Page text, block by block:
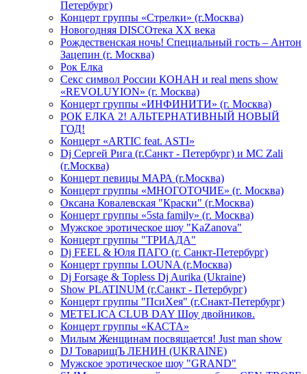
Петербург)
Концерт группы «Стрелки» (г.Москва)
Новогодняя DISCOтека ХХ века
Рождественская ночь! Специальный гость – Антон
Зацепин (г. Москва)
Рок Елка
Секс символ России КОНАН и real mens show
«REVOLUYION» (г. Москва)
Концерт группы «ИНФИНИТИ» (г. Москва)
РОК ЕЛКА 2! АЛЬТЕРНАТИВНЫЙ НОВЫЙ
ГОД!
Концерт «ARTIC feat. ASTI»
Dj Сергей Рига (г.Санкт - Петербург) и MC Zali
(г.Москва)
Концерт певицы МАРА (г.Москва)
Концерт группы «МНОГОТОЧИЕ» (г. Москва)
Оксана Ковалевская "Краски" (г.Москва)
Концерт группы «5sta family» (г. Москва)
Мужское эротическое шоу "KaZanova"
Концерт группы "ТРИАДА"
Dj FEEL & Юля ПАГО (г. Санкт-Петербург)
Концерт группы LOUNA (г.Москва)
Dj Forsage & Topless Dj Aurika (Ukraine)
Show PLATINUM (г.Санкт - Петербург)
Концерт группы "ПсиХея" (г.Снакт-Петербург)
METELICA CLUB DAY Шоу двойников.
Концерт группы «КАСТА»
Милым Женщинам посвящается! Just man show
DJ ТоварищЪ ЛЕНИН (UKRAINE)
Мужское эротическое шоу "GRAND"